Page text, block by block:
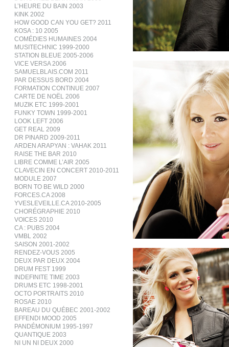
L’HEURE DU BAIN 2003
KINK 2002
HOW GOOD CAN YOU GET? 2011
KOSA : 10 2005
COMÉDIES HUMAINES 2004
MUSITECHNIC 1999-2000
STATION BLEUE 2005-2006
VICE VERSA 2006
SAMUELBLAIS.COM 2011
PAR DESSUS BORD 2004
FORMATION CONTINUE 2007
CARTE DE NOËL 2006
MUZIK ETC 1999-2001
FUNKY TOWN 1999-2001
LOOK LEFT 2006
GET REAL 2009
DR PINARD 2009-2011
ARDEN ARAPYAN : VAHAK 2011
RAISE THE BAR 2010
LIBRE COMME L’AIR 2005
CLAVECIN EN CONCERT 2010-2011
MODULE 2007
BORN TO BE WILD 2000
FORCES.CA 2008
YVESLEVEILLE.CA 2010-2005
CHORÉGRAPHIE 2010
VOICES 2010
CA : PUBS 2004
VMBL 2002
SAISON 2001-2002
RENDEZ-VOUS 2005
DEUX PAR DEUX 2004
DRUM FEST 1999
INDEFINITE TIME 2003
DRUMS ETC 1998-2001
OCTO PORTRAITS 2010
ROSAE 2010
BAREAU DU QUÉBEC 2001-2002
EFFENDI MOOD 2005
PANDÉMONIUM 1995-1997
QUANTIQUE 2003
NI UN NI DEUX 2000